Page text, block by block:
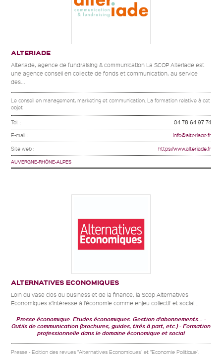
ALTERIADE
Alteriade, agence de fundraising & communication La SCOP Alteriade est
une agence conseil en collecte de fonds et communication, au service
des...
Le conseil en management, marketing et communication. La formation relative à cet
objet
Tel. : 04 78 64 97 74
E-mail : info@alteriade.fr
Site web : https://www.alteriade.fr
AUVERGNE-RHÔNE-ALPES
ALTERNATIVES ECONOMIQUES
Loin du vase clos du business et de la finance, la Scop Alternatives
Economiques s’intéresse à l’économie comme enjeu collectif et social...
Presse économique. Etudes économiques. Gestion d'abonnements...
Outils de communication (brochures, guides, tirés à part, etc.)
Formation
professionnelle dans le domaine économique et social
Presse - Edition des revues "Alternatives Economiques" et "Economie Politique".